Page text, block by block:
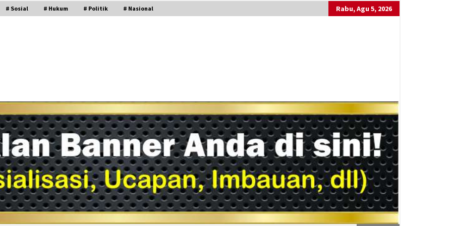
# Sosial # Hukum # Politik # Nasional Rabu, Agu 5, 2026